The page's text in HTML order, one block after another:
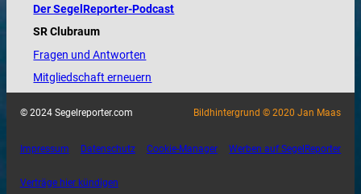
Der SegelReporter-Podcast
SR Clubraum
Fragen und Antworten
Mitgliedschaft erneuern
© 2024 Segelreporter.com Bildhintergrund © 2020 Jan Maas
Impressum Datenschutz Cookie-Manager Werben auf SegelReporter
Verträge hier kündigen